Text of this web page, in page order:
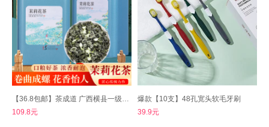
【36.8包邮】茶成道 广西横县一级茉莉花茶香螺 铁罐装100g*2罐
109.8元
爆款【10支】48孔宽头软毛牙刷
39.9元